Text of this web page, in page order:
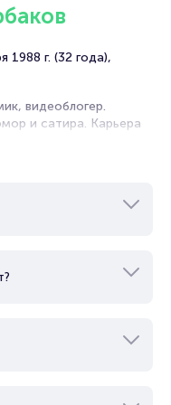
г. (32 года),
видеоблогер.
и сатира. Карьера
Баттл» на ТНТ.
не дошел до
пригласили в